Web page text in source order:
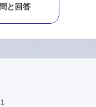
と回答